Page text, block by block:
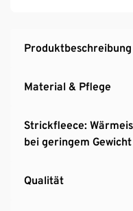
Outdooraktivitäten
Skifahren und
Produktbeschreibung
Material & Pflege
Strickfleece:
bei geringem Gewicht
Qualität